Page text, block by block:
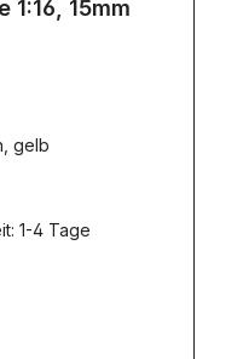
1:16, 15mm
gelb
1-4 Tage